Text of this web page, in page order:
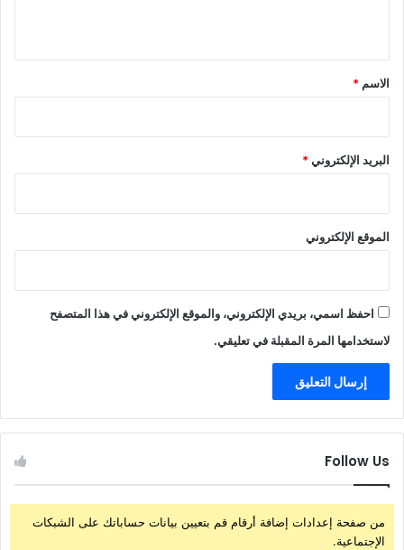
*
الاسم *
البريد الإلكتروني*
الموقع الإلكتروني
احفظ اسمي، بريدي الإلكتروني، والموقع الإلكتروني في هذا المتصفح
لاستخدامها المرة المقبلة في تعليقي.
Follow Us
من صفحة إعدادات إضافة أرقام قم بتعيين بيانات حساباتك على الشبكات
الإجتماعية.